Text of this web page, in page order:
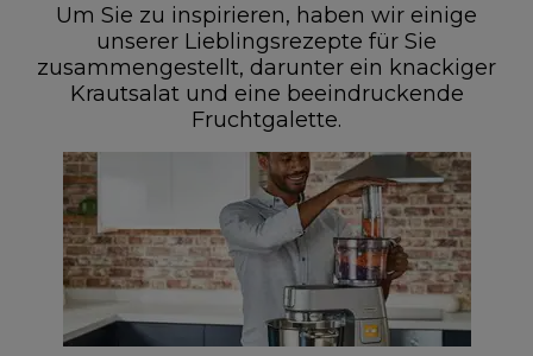
Um Sie zu inspirieren, haben wir einige
unserer Lieblingsrezepte für Sie
zusammengestellt, darunter ein knackiger
Krautsalat und eine beeindruckende
Fruchtgalette.